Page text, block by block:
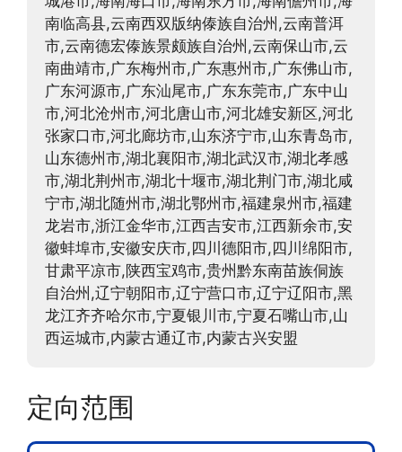
南临高县,云南西双版纳傣族自治州,云南普洱
市,云南德宏傣族景颇族自治州,云南保山市,云
南曲靖市,广东梅州市,广东惠州市,广东佛山市,
广东河源市,广东汕尾市,广东东莞市,广东中山
市,河北沧州市,河北唐山市,河北雄安新区,河北
张家口市,河北廊坊市,山东济宁市,山东青岛市,
山东德州市,湖北襄阳市,湖北武汉市,湖北孝感
市,湖北荆州市,湖北十堰市,湖北荆门市,湖北咸
宁市,湖北随州市,湖北鄂州市,福建泉州市,福建
龙岩市,浙江金华市,江西吉安市,江西新余市,安
徽蚌埠市,安徽安庆市,四川德阳市,四川绵阳市,
甘肃平凉市,陕西宝鸡市,贵州黔东南苗族侗族
自治州,辽宁朝阳市,辽宁营口市,辽宁辽阳市,黑
龙江齐齐哈尔市,宁夏银川市,宁夏石嘴山市,山
西运城市,内蒙古通辽市,内蒙古兴安盟
定向范围